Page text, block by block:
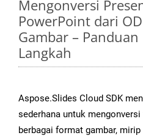
Mengonversi
PowerPoint dari
Gambar –
Langkah
Aspose.Slides Cloud SDK
sederhana untuk
berbagai format gambar,